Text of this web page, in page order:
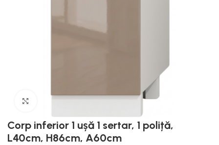
Corp inferior 1 ușă 1 sertar, 1 poliță,
L40cm, H86cm, A60cm